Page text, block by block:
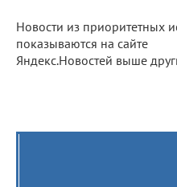
Новости из приоритетных
показываются на сайте
Яндекс.Новостей выше